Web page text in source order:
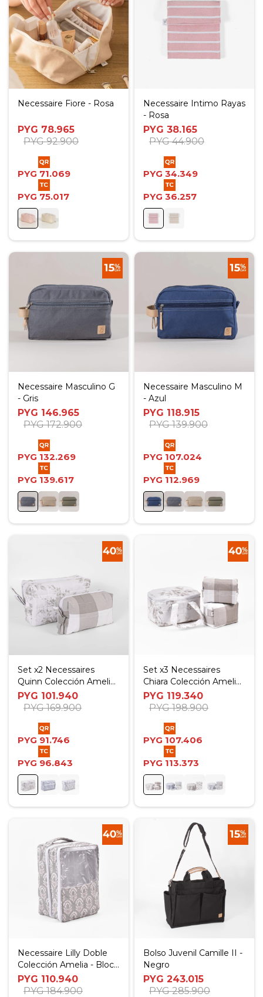
Necessaire Fiore - Rosa
PYG 78.965
PYG 92.900
PYG 71.069
PYG 75.017
Necessaire Intimo Rayas
- Rosa
PYG 38.165
PYG 44.900
PYG 34.349
PYG 36.257
Necessaire Masculino G
- Gris
PYG 146.965
PYG 172.900
PYG 132.269
PYG 139.617
Necessaire Masculino M
- Azul
PYG 118.915
PYG 139.900
PYG 107.024
PYG 112.969
Set x2 Necessaires
Quinn Colección Amelia
- Rosas Beige
PYG 101.940
PYG 169.900
PYG 91.746
PYG 96.843
Set x3 Necessaires
Chiara Colección Amelia
- Rosas Beige
PYG 119.340
PYG 198.900
PYG 107.406
PYG 113.373
Necessaire Lilly Doble
Colección Amelia - Block
Print
PYG 110.940
PYG 184.900
Bolso Juvenil Camille II -
Negro
PYG 243.015
PYG 285.900